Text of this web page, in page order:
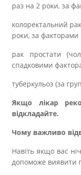
раз на 2 роки, за
колоректальний
роки, за
рак простати
спадковими
туберкульоз (за
Якщо лікар
відкладайте.
Чому важливо
Навіть якщо вас
допоможе виявити